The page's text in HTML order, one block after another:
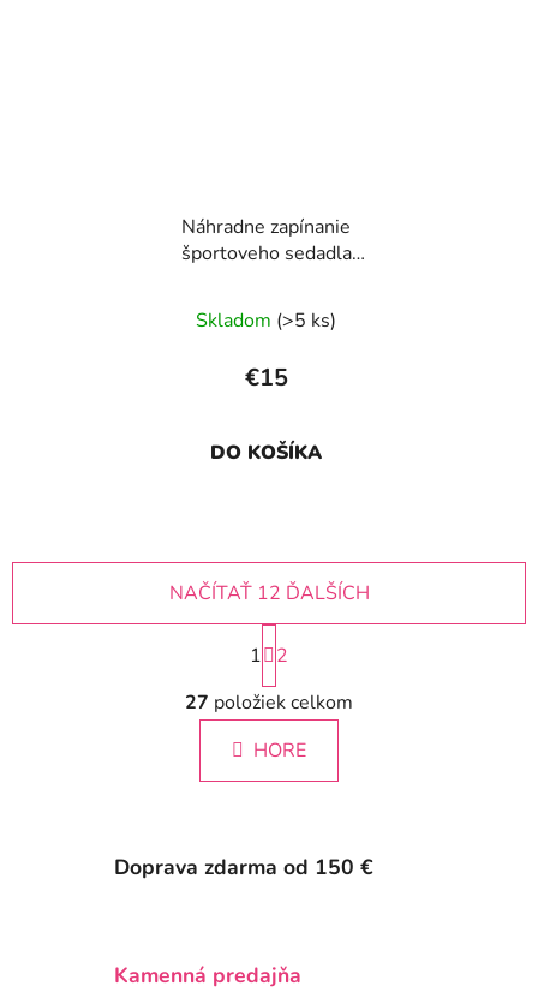
Náhradne zapínanie
športoveho sedadla
Skladom (>5 ks)
€15
DO KOŠÍKA
O
v
l
á
d
i
v
NAČÍTAŤ 12 ĎALŠÍCH
S
t
r
á
n
k
i
1
2
27 položiek celkom
HORE
Doprava zdarma od 150 €
Kamenná predajňa